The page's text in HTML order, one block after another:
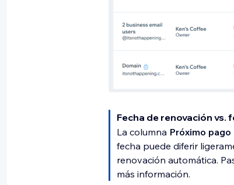
Fecha de renovación vs.
La columna Próximo pago
fecha puede diferir
renovación automática.
más información.